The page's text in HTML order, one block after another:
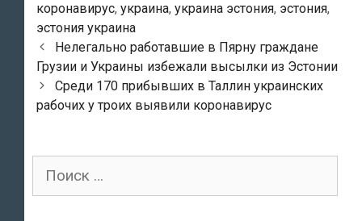
коронавирус, украина, украина эстония, эстония,
эстония украина
Post
navigation
Нелегально работавшие в Пярну граждане
Грузии и Украины избежали высылки из Эстонии
Среди 170 прибывших в Таллин украинских
рабочих у троих выявили коронавирус
Поиск